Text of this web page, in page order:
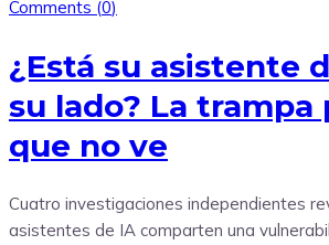
Comments (0)
¿Está su asistente
su lado? La trampa
que no ve
Cuatro investigaciones independientes
asistentes de IA comparten una